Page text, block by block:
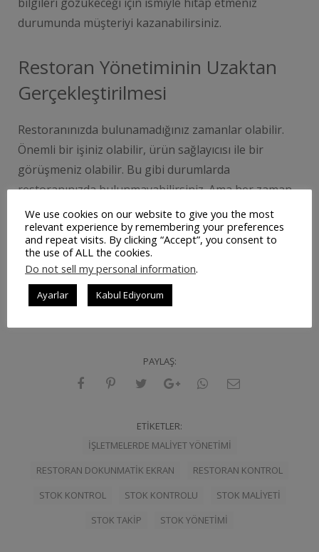
durumunda müşteriyi kazanabilirsiniz.
Restoran Yönetiminin Uzaktan
Gerçekleştirilmesi
Restoranınızda bulunamadığınız zamanlar olabilir.
Önemli bir işiniz olabilir, ürün sağlayıcısı ile bir
görüşmeniz olabilir. Bu gibi durumlarda
restoranınızda bulunmayabilirsiniz. Ama her zaman
kontrolün sizde olmasını istersiniz. Dışarıda
olduğunuz anlarda dahi gelir, gider bilgilerine
ulaşabilir ya da stok durumunun kontrolünü
sağlayabilirsiniz. Bu sayede restoranınıza dair günlük
işler hakkında rapor alabilir ya da stok durumunu
kontrol edersiniz.
PAYLAŞ:
ETIKETLER:
IŞLETMELERDE MALIYET YÖNETIMI
RESTORAN DOKUNMATIK EKRAN
RESTORAN KONTROL
STOK KONTROL
STOK KONTROLU
STOK MALIYETI
STOK TAKIP
STOK YÖNETIMI
We use cookies on our website to give you the most
relevant experience by remembering your preferences
and repeat visits. By clicking “Accept”, you consent to
the use of ALL the cookies.
Do not sell my personal information.
Ayarlar Kabul Ediyorum